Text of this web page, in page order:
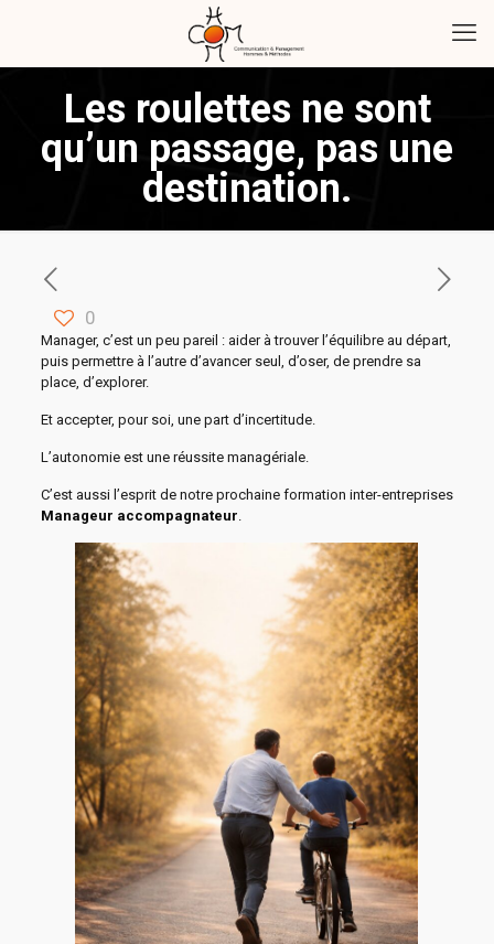
Les roulettes ne sont
qu’un passage, pas une
destination.
0
Manager, c’est un peu pareil : aider à trouver l’équilibre au départ,
puis permettre à l’autre d’avancer seul, d’oser, de prendre sa
place, d’explorer.
Et accepter, pour soi, une part d’incertitude.
L’autonomie est une réussite managériale.
C’est aussi l’esprit de notre prochaine formation inter-entreprises
Manageur accompagnateur.